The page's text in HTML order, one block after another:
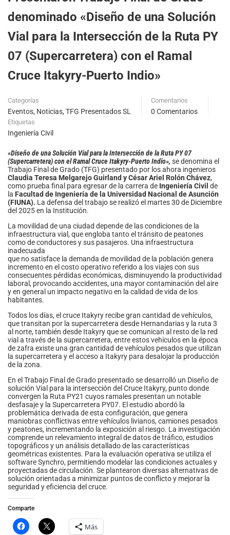
denominado «Diseño de una Solución
Vial para la Intersección de la Ruta PY
07 (Supercarretera) con el Ramal
Cruce Itakyry-Puerto Indio»
Categorías
Eventos, Noticias, TFG Presentados SL
Comentarios
0 Comentarios
Etiquetas
Ingeniería Civil
«Diseño de una Solución Vial para la Intersección de la Ruta PY 07
(Supercarretera) con el Ramal Cruce Itakyry-Puerto Indio», se denomina el
Trabajo Final de Grado (TFG) presentado por los ahora ingenieros
Claudia Teresa Melgarejo Guirland y César Ariel Rolón Chávez,
como prueba final para egresar de la carrera de Ingeniería Civil de
la Facultad de Ingeniería de la Universidad Nacional de Asunción
(FIUNA). La defensa del trabajo se realizó el martes 30 de Diciembre
del 2025 en la Institución.
La movilidad de una ciudad depende de las condiciones de la
infraestructura vial, que engloba tanto el tránsito de peatones
como de conductores y sus pasajeros. Una infraestructura
inadecuada
que no satisface la demanda de movilidad de la población genera
incremento en el costo operativo referido a los viajes con sus
consecuentes pérdidas económicas, disminuyendo la productividad
laboral, provocando accidentes, una mayor contaminación del aire
y en general un impacto negativo en la calidad de vida de los
habitantes.
Todos los días, el cruce Itakyry recibe gran cantidad de vehículos,
que transitan por la supercarretera desde Hernandarias y la ruta 3
al norte, también desde Itakyry que se comunican al resto de la red
vial a través de la supercarretera, entre estos vehículos en la época
de zafra existe una gran cantidad de vehículos pesados que utilizan
la supercarretera y el acceso a Itakyry para desalojar la producción
de la zona.
En el Trabajo Final de Grado presentado se desarrolló un Diseño de
solución Vial para la intersección del Cruce Itakyry, punto donde
convergen la Ruta PY21 cuyos ramales presentan un notable
desfasaje y la Supercarretera PY07. El estudio abordó la
problemática derivada de esta configuración, que genera
maniobras conflictivas entre vehículos livianos, camiones pesados
y peatones, incrementando la exposición al riesgo. La investigación
comprende un relevamiento integral de datos de tráfico, estudios
topográficos y un análisis detallado de las características
geométricas existentes. Para la evaluación operativa se utiliza el
software Synchro, permitiendo modelar las condiciones actuales y
proyectadas de circulación. Se plantearon diversas alternativas de
solución orientadas a minimizar puntos de conflicto y mejorar la
seguridad y eficiencia del cruce.
Comparte
Más